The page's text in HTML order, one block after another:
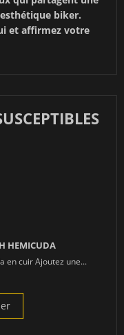
biker.
et affirmez votre
HEMICUDA
en cuir Ajoutez une...